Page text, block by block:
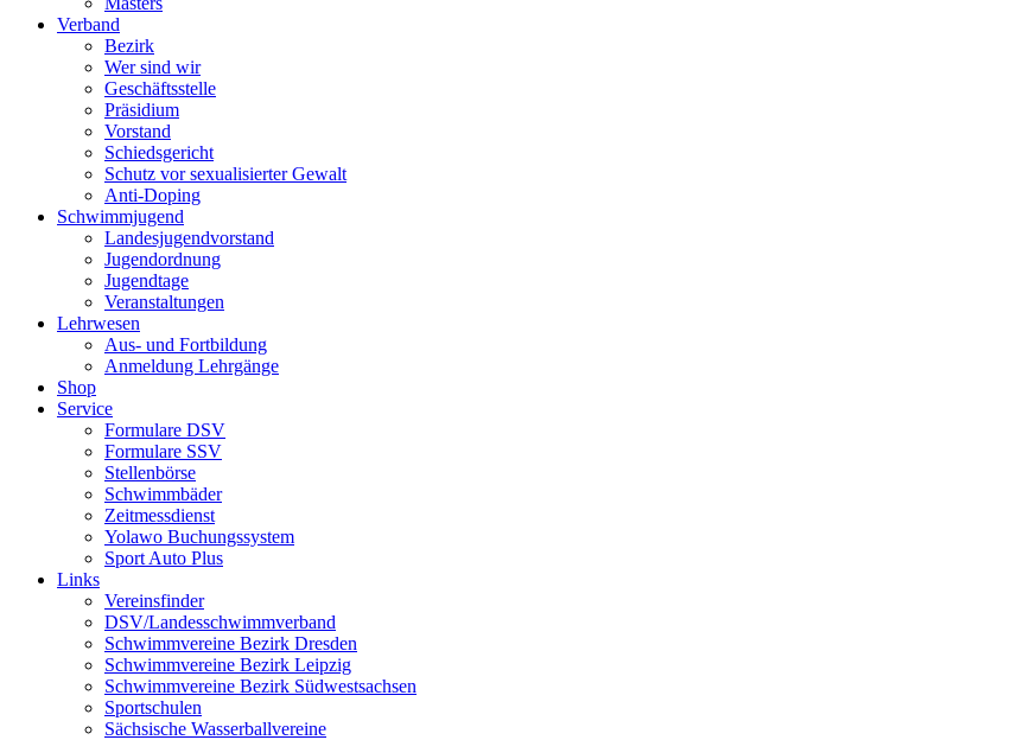
Verband
Bezirk
Wer sind wir
Geschäftsstelle
Präsidium
Vorstand
Schiedsgericht
Schutz vor sexualisierter Gewalt
Anti-Doping
Schwimmjugend
Landesjugendvorstand
Jugendordnung
Jugendtage
Veranstaltungen
Lehrwesen
Aus- und Fortbildung
Anmeldung Lehrgänge
Shop
Service
Formulare DSV
Formulare SSV
Stellenbörse
Schwimmbäder
Zeitmessdienst
Yolawo Buchungssystem
Sport Auto Plus
Links
Vereinsfinder
DSV/Landesschwimmverband
Schwimmvereine Bezirk Dresden
Schwimmvereine Bezirk Leipzig
Schwimmvereine Bezirk Südwestsachsen
Sportschulen
Sächsische Wasserballvereine